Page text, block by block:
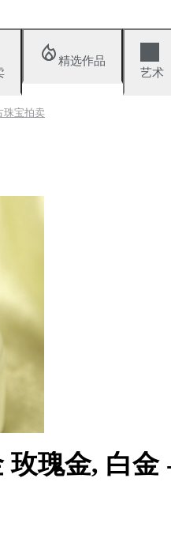
精选作品
艺术
珠宝拍卖
- 15.00ct. tw. 蓝宝石